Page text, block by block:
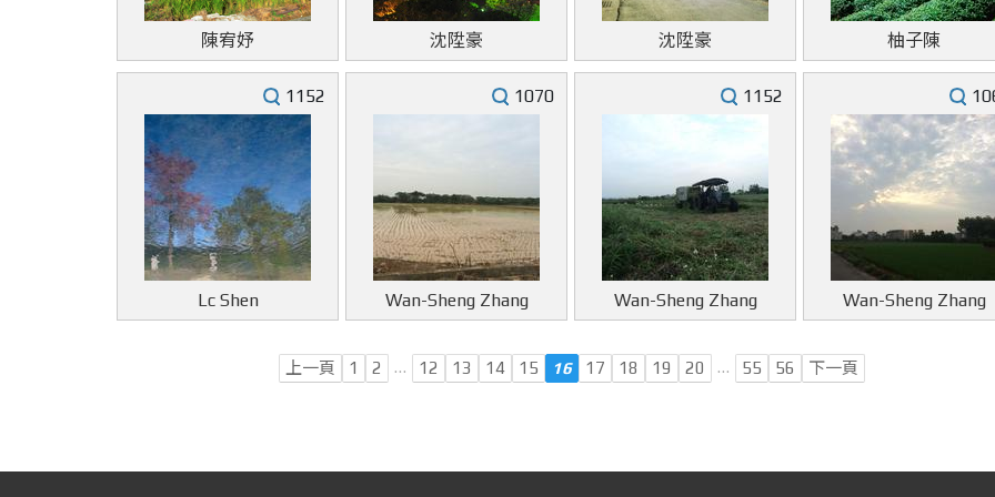
陳宥妤 沈陞豪 沈陞豪 柚子陳
1152
Lc Shen
1070
Wan-Sheng Zhang
1152
Wan-Sheng Zhang Wan-Sheng Zhang
上一頁 1 2 … 12 13 14 15 16 17 18 19 20 … 55 56 下一頁